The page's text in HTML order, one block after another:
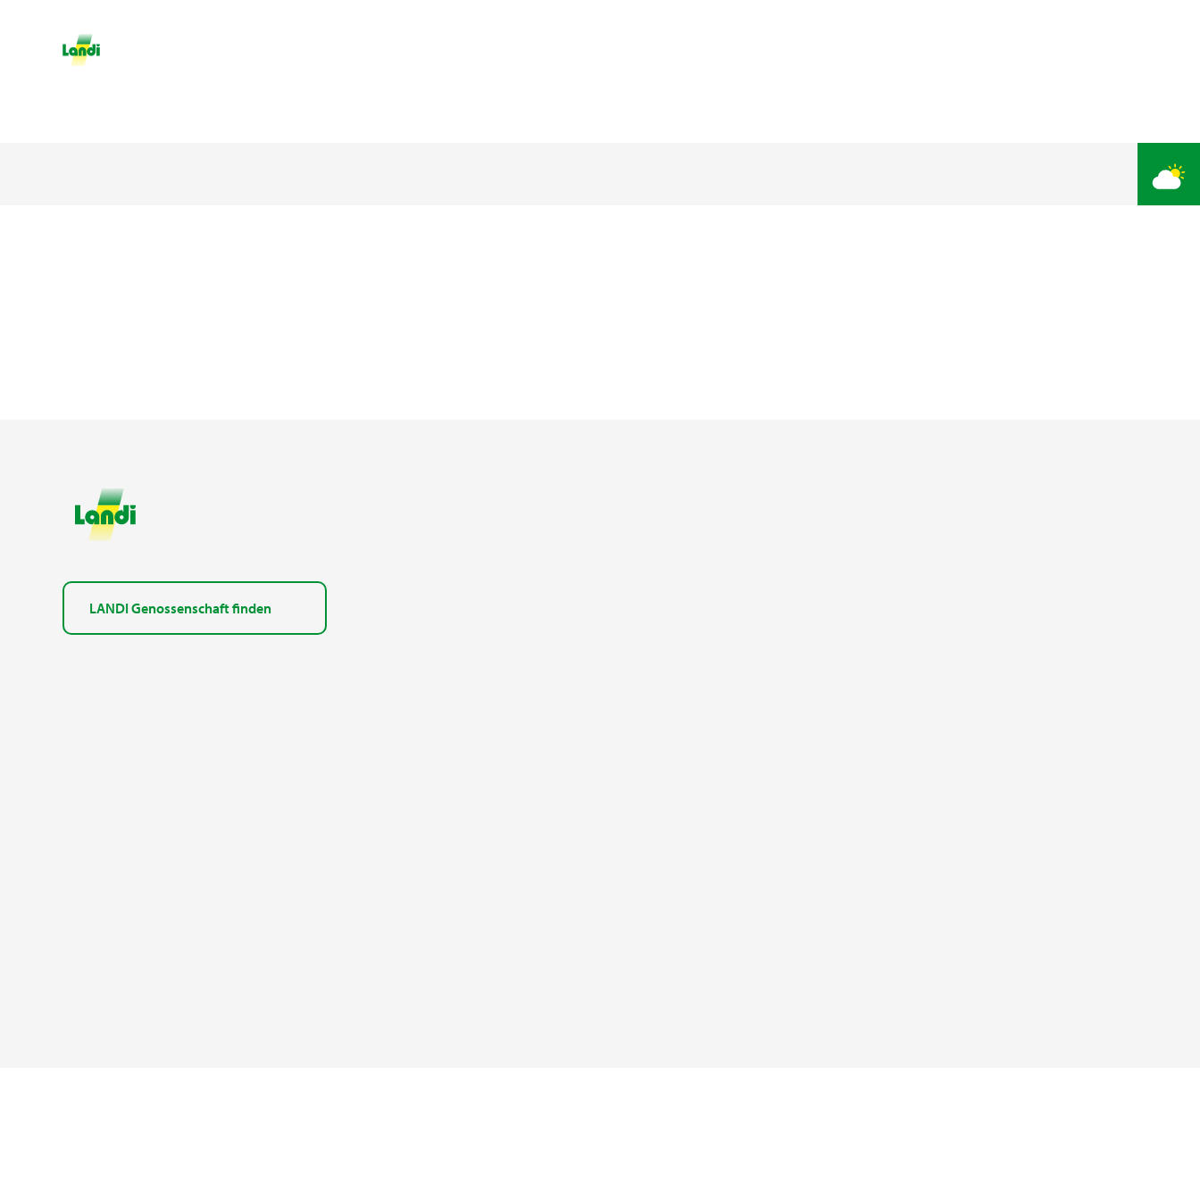
LANDI Genossenschaft finden